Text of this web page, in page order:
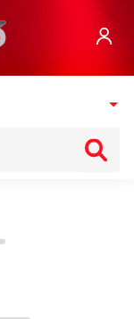
Novas